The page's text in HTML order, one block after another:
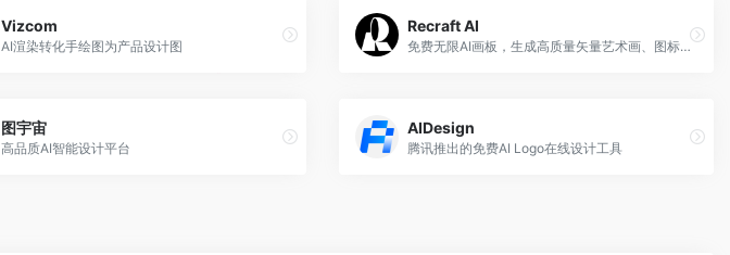
Vizcom
AI渲染转化手绘图为产品设计图
Recraft AI
免费无限AI画板，生成高质量矢量艺术画、图标、3D图片和插画
图宇宙
高品质AI智能设计平台
AIDesign
腾讯推出的免费AI Logo在线设计工具